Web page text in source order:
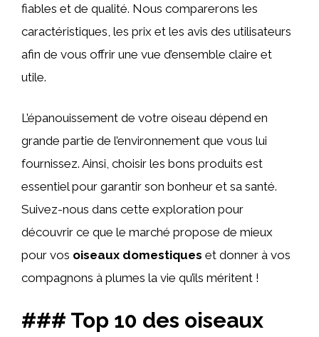
fiables et de qualité. Nous comparerons les
caractéristiques, les prix et les avis des utilisateurs
afin de vous offrir une vue d’ensemble claire et
utile.
L’épanouissement de votre oiseau dépend en
grande partie de l’environnement que vous lui
fournissez. Ainsi, choisir les bons produits est
essentiel pour garantir son bonheur et sa santé.
Suivez-nous dans cette exploration pour
découvrir ce que le marché propose de mieux
pour vos oiseaux domestiques et donner à vos
compagnons à plumes la vie qu’ils méritent !
### Top 10 des oiseaux